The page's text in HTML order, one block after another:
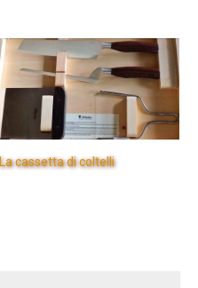
La cassetta di coltelli